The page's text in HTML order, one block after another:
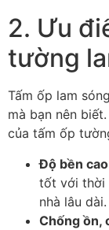
2. Ưu
tường
Tấm ốp lam
mà bạn nên
của tấm ốp
Độ bền cao
tốt với thời
nhà lâu dài.
Chống ồn,